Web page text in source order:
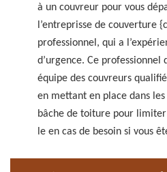
à un couvreur pour vous
l’entreprisse de couverture
professionnel, qui a
d’urgence. Ce professionnel
équipe des couvreurs
en mettant en place dans
bâche de toiture pour
le en cas de besoin si vous